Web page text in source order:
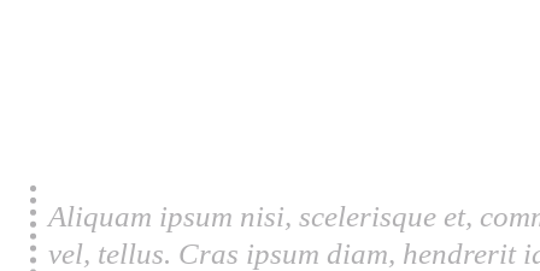
Aliquam ipsum nisi, scelerisque et,
vel, tellus. Cras ipsum diam, hendrerit